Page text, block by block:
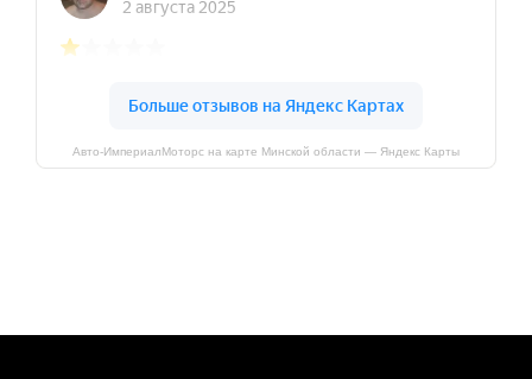
Авто-ИмпериалМоторс на карте Минской области — Яндекс Карты